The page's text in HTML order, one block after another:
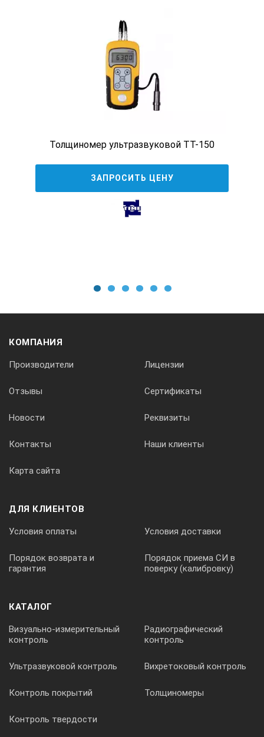
2,2-дюймовый моно ЖК-дисплей (с
подсветкой) – 128×64 пикселей
Диапазон измерений
0,8мм–300мм (для стали)
Точность измерений
Диапазон скоростей
1000~9999 м/с
Усиление
Авто
Погрешность измерения (с
настроенным зондом)
При диапазоне 0,8мм~9,99мм точность
измерения 0,01мм и погрешность ±0,05мм;
При диапазоне 10,0мм~99,99мм точность
±(1%Н+0,04)мм; При диапазоне
100,0мм~300,0мм точность измерения 0,1мм
и погрешность ≤ 3%Нмм, где Н – толщина
контролируемых материалов
Толщиномер ультразвуковой ТТ-150
ЗАПРОСИТЬ ЦЕНУ
КОМПАНИЯ
Производители Лицензии
Отзывы Сертификаты
Новости Реквизиты
Контакты Наши клиенты
Карта сайта
ДЛЯ КЛИЕНТОВ
Условия оплаты Условия доставки
Порядок возврата и
гарантия
Порядок приема СИ в
поверку (калибровку)
КАТАЛОГ
Визуально-измерительный
контроль
Радиографический
контроль
Ультразвуковой контроль Вихретоковый контроль
Контроль покрытий Толщиномеры
Контроль твердости